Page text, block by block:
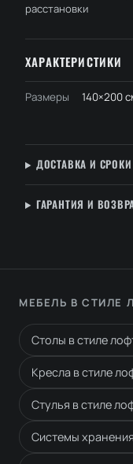
расстановки
ХАРАКТЕРИСТИКИ
Размеры
140×200
ДОСТАВКА И СРОКИ
ГАРАНТИЯ И
МЕБЕЛЬ В СТИЛЕ
Столы в стиле
Кресла в стиле
Стулья в стиле
Системы